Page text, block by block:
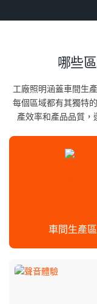
哪些
工廠照明涵蓋車間生
每個區域都有其獨特
產效率和產品品質，
車間生產區